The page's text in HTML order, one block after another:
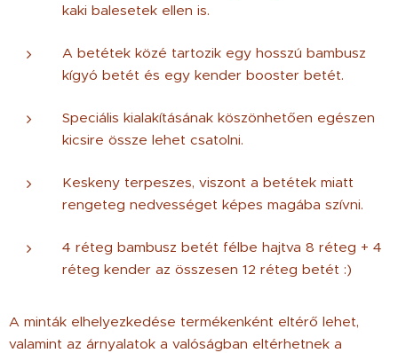
kaki balesetek ellen is.
A betétek közé tartozik egy hosszú bambusz
kígyó betét és egy kender booster betét.
Speciális kialakításának köszönhetően egészen
kicsire össze lehet csatolni.
Keskeny terpeszes, viszont a betétek miatt
rengeteg nedvességet képes magába szívni.
4 réteg bambusz betét félbe hajtva 8 réteg + 4
réteg kender az összesen 12 réteg betét :)
A minták elhelyezkedése termékenként eltérő lehet,
valamint az árnyalatok a valóságban eltérhetnek a